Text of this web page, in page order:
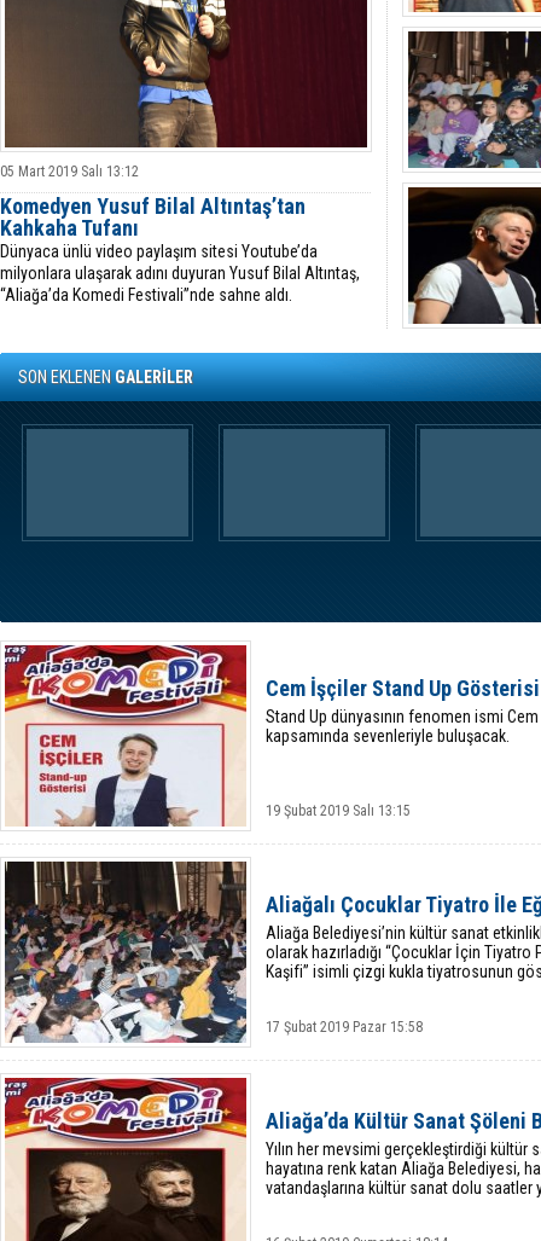
05 Mart 2019 Salı 13:12
Komedyen Yusuf Bilal Altıntaş’tan
Kahkaha Tufanı
Dünyaca ünlü video paylaşım sitesi Youtube’da
milyonlara ulaşarak adını duyuran Yusuf Bilal Altıntaş,
“Aliağa’da Komedi Festivali”nde sahne aldı.
SON EKLENENGALERİLER
Cem İşçiler Stand Up
Stand Up dünyasının fenomen ismi
kapsamında sevenleriyle buluşacak.
19 Şubat 2019 Salı 13:15
Aliağalı Çocuklar Tiyatro İle
Aliağa Belediyesi’nin kültür sanat
olarak hazırladığı “Çocuklar İçin Tiyatro
Kaşifi” isimli çizgi kukla tiyatrosunun
17 Şubat 2019 Pazar 15:58
Aliağa’da Kültür Sanat Şöleni
Yılın her mevsimi gerçekleştirdiği
hayatına renk katan Aliağa Belediyesi,
vatandaşlarına kültür sanat dolu saatler